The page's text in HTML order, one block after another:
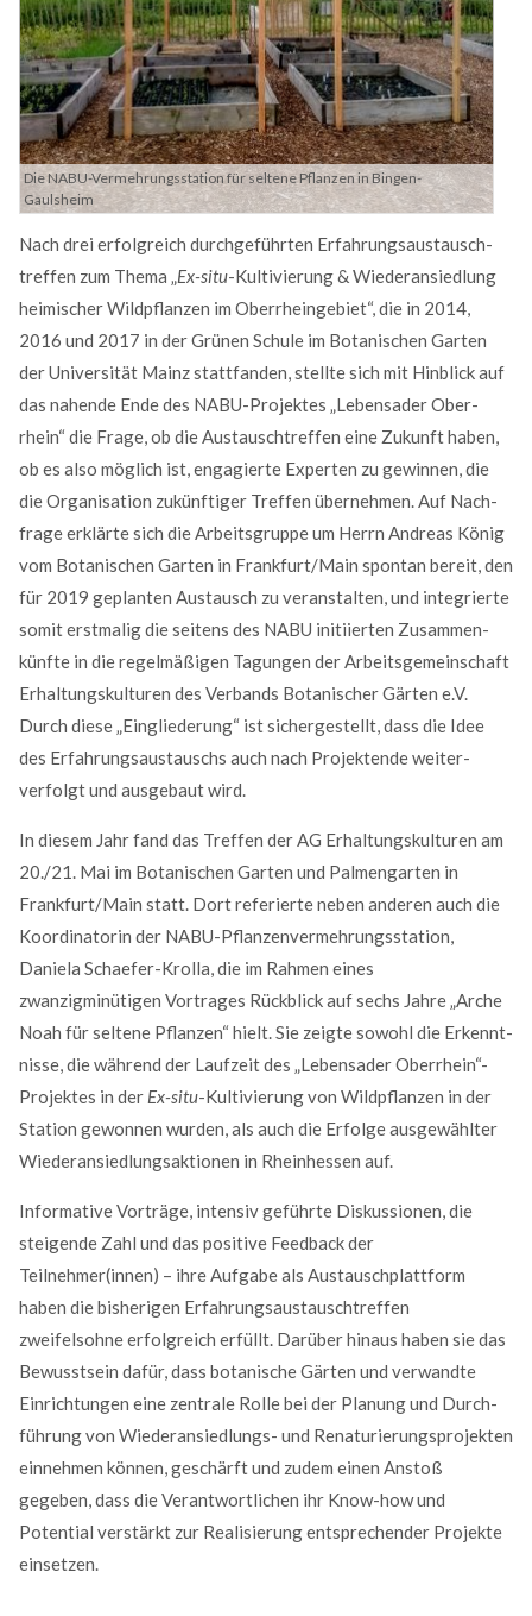
Die NABU-Vermehrungsstation für seltene Pflanzen in Bingen-
Gaulsheim
Nach drei erfolgreich durchgeführten Erfahrungs­austausch­
treffen zum Thema „Ex-situ-Kulti­vierung & Wieder­ansiedlung
heimischer Wild­pflanzen im Ober­rhein­gebiet“, die in 2014,
2016 und 2017 in der Grünen Schule im Botanischen Garten
der Uni­versität Mainz statt­fanden, stellte sich mit Hinblick auf
das nahende Ende des NABU-Projektes „Lebens­ader Ober­
rhein“ die Frage, ob die Aus­tausch­treffen eine Zu­kunft haben,
ob es also möglich ist, enga­gierte Experten zu gewinnen, die
die Organi­sation zukünf­tiger Treffen über­nehmen. Auf Nach­
frage erklärte sich die Arbeits­gruppe um Herrn Andreas König
vom Botanischen Garten in Frankfurt/Main spontan bereit, den
für 2019 geplanten Aus­tausch zu veran­stalten, und integrierte
somit erstmalig die seitens des NABU initiierten Zusam­men­
künfte in die regel­mäßigen Tagungen der Arbeits­gemein­schaft
Erhaltungs­kulturen des Verbands Botanischer Gärten e.V.
Durch diese „Eingliederung“ ist sicher­gestellt, dass die Idee
des Erfahrungs­austauschs auch nach Projekt­ende weiter­
verfolgt und ausge­baut wird.
In diesem Jahr fand das Treffen der AG Erhaltungskulturen am
20./21. Mai im Botanischen Garten und Palmengarten in
Frankfurt/Main statt. Dort referierte neben anderen auch die
Koordinatorin der NABU-Pflanzen­vermehrungs­station,
Daniela Schaefer-Krolla, die im Rahmen eines
zwanzigminütigen Vor­trages Rückblick auf sechs Jahre „Arche
Noah für seltene Pflanzen“ hielt. Sie zeigte sowohl die Erkennt­
nisse, die während der Laufzeit des „Lebensader Oberrhein“-
Pro­jektes in der Ex-situ-Kultivierung von Wild­pflanzen in der
Station gewonnen wurden, als auch die Erfolge ausgewählter
Wieder­ansiedlungs­aktionen in Rheinhessen auf.
Informative Vorträge, intensiv geführte Diskussionen, die
steigende Zahl und das positive Feedback der
Teilnehmer(innen) – ihre Aufgabe als Austausch­plattform
haben die bisherigen Erfahrungs­austausch­treffen
zweifelsohne erfolgreich erfüllt. Darüber hinaus haben sie das
Bewusstsein dafür, dass botani­sche Gärten und verwandte
Einrichtungen eine zentrale Rolle bei der Planung und Durch­
führung von Wieder­ansiedlungs- und Renaturierungs­projekten
einnehmen können, geschärft und zudem einen Anstoß
gegeben, dass die Verantwortlichen ihr Know-how und
Potential verstärkt zur Realisierung entsprechender Projekte
einsetzen.
MEHR INFOS
Good Service
Lorem ipsum dolor sit amet, consectetuer adipiscing
elit. Aenean commodo ligula eget dolor.
MEHR INFOS
Modern & Simple
Lorem ipsum dolor sit amet, consectetuer adipiscing
elit. Aenean commodo ligula eget dolor.
MEHR INFOS
Kontaktdaten
für Rheinland-Pfalz + Hessen
NABU-Naturschutzzentrum Rheinauen
Robert Egeling
RobertEgeling
An den Rheinwiesen 5
55411Bingen
+49 6721 14367
info@Lebensader-Oberrhein.de
http://www.lebensader-oberrhein.de
Kontaktformular
Your Name